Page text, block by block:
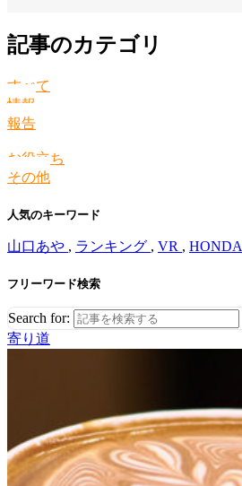
記事のカテゴリ
すべて
情報
報告
お役立ち
その他
人気のキーワード
山口あや , ランキング , VR , HONDA
フリーワード検索
Search for:
寄り道